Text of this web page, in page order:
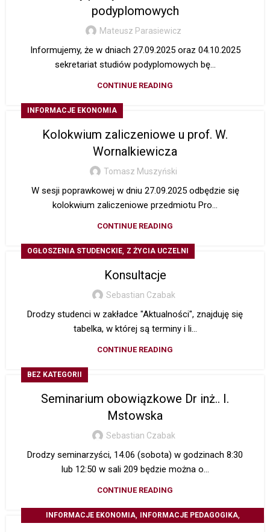
podyplomowych
Mateusz Parasiewicz
Informujemy, że w dniach 27.09.2025 oraz 04.10.2025
sekretariat studiów podyplomowych bę...
CONTINUE READING
INFORMACJE EKONOMIA
Kolokwium zaliczeniowe u prof. W.
Wornalkiewicza
Tomasz Muszyński
W sesji poprawkowej w dniu 27.09.2025 odbędzie się
kolokwium zaliczeniowe przedmiotu Pro...
CONTINUE READING
OGŁOSZENIA STUDENCKIE, Z ŻYCIA UCZELNI
Konsultacje
Sebastian Czabak
Drodzy studenci w zakładce "Aktualności", znajduję się
tabelka, w której są terminy i li...
CONTINUE READING
BEZ KATEGORII
Seminarium obowiązkowe Dr inż.. I.
Mstowska
Sebastian Czabak
Drodzy seminarzyści, 14.06 (sobota) w godzinach 8:30
lub 12:50 w sali 209 będzie można o...
CONTINUE READING
INFORMACJE EKONOMIA, INFORMACJE PEDAGOGIKA,